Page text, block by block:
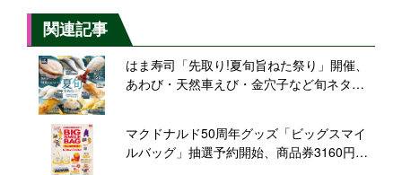
関連記事
はま寿司「先取り!夏旬旨ねた祭り」開催、
あわび・天然車えび・金穴子など旬ネタ、
マクドナルド50周年グッズ「ビッグスマイ
ルバッグ」抽選予約開始、商品券3160円分